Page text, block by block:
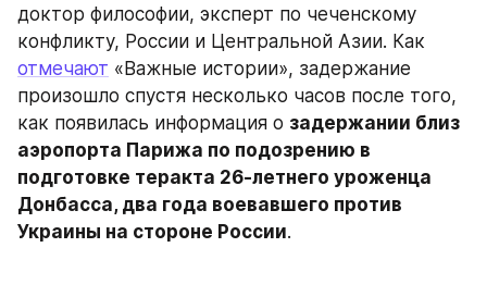
доктор философии, эксперт по чеченскому
отмечают «Важные истории», задержание
произошло спустя несколько часов после того,
как появилась информация о задержании близ
аэропорта Парижа по подозрению в
подготовке теракта 26-летнего уроженца
Донбасса, два года воевавшего против
Украины на стороне России.